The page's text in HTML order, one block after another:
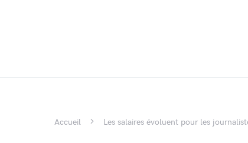
Accueil Les salaires évoluent pour les